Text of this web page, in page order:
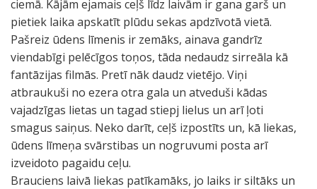
ciemā. Kājām ejamais ceļš līdz laivām ir gana garš un
pietiek laika apskatīt plūdu sekas apdzīvotā vietā.
Pašreiz ūdens līmenis ir zemāks, ainava gandrīz
viendabīgi pelēcīgos toņos, tāda nedaudz sirreāla kā
fantāzijas filmās. Pretī nāk daudz vietējo. Viņi
atbraukuši no ezera otra gala un atveduši kādas
vajadzīgas lietas un tagad stiepj lielus un arī ļoti
smagus saiņus. Neko darīt, ceļš izpostīts un, kā liekas,
ūdens līmeņa svārstibas un nogruvumi posta arī
izveidoto pagaidu ceļu.
Brauciens laivā liekas patīkamāks, jo laiks ir siltāks un